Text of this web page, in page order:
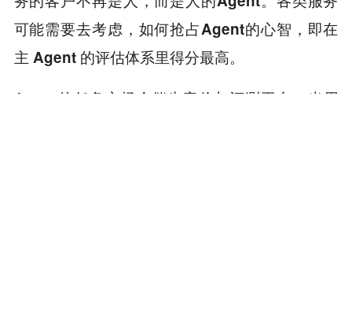
可能需要去考虑，如何抢占Agent的心智，即在
主 Agent 的评估体系里得分最高。
Agent 的任务市场会催生竞价与评测平台。当用